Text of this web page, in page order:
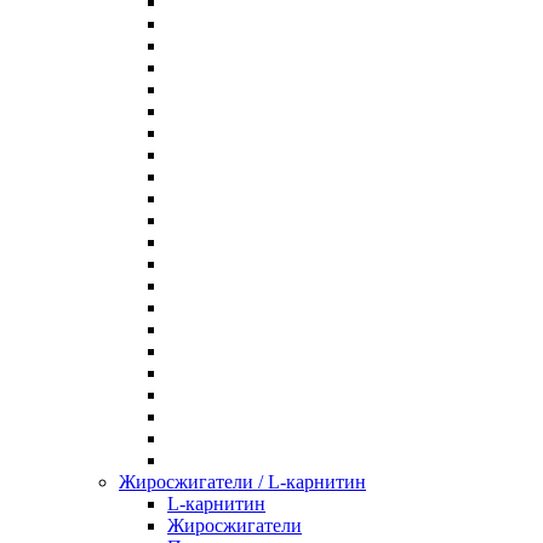
Жиросжигатели / L-карнитин
L-карнитин
Жиросжигатели